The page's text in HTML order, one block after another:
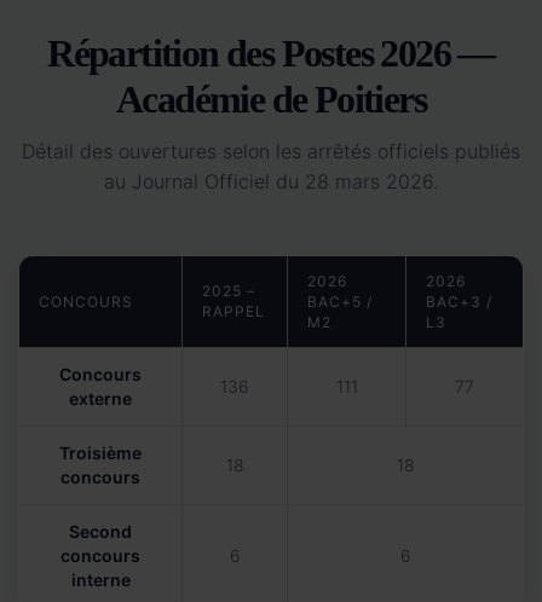
Répartition des Postes 2026 —
Académie de Poitiers
Détail des ouvertures selon les arrêtés officiels publiés
au Journal Officiel du 28 mars 2026.
CONCOURS
2025 –
RAPPEL
2026
BAC+5 /
M2
2026
BAC+3 /
L3
Concours
externe
136 111 77
Troisième
concours
18 18
Second
concours
interne
6 6